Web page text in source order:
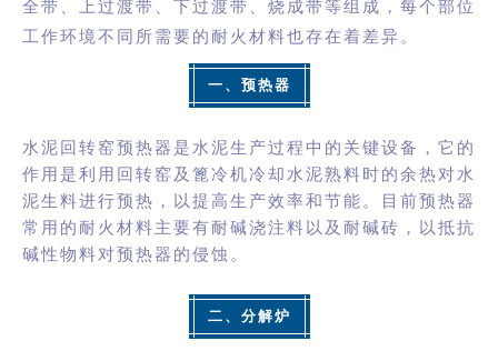
全带、上过渡带、下过渡带、烧成带等组成，每个部位
工作环境不同所需要的耐火材料也存在着差异。
一、预热器
水泥回转窑预热器是水泥生产过程中的关键设备，它的
作用是利用回转窑及篦冷机冷却水泥熟料时的余热对水
泥生料进行预热，以提高生产效率和节能。目前预热器
常用的耐火材料主要有耐碱浇注料以及耐碱砖，以抵抗
碱性物料对预热器的侵蚀。
二、分解炉